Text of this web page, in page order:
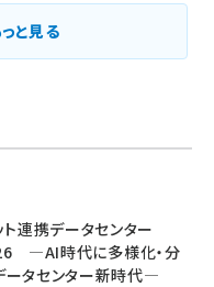
と見る
ト連携データセンター
―AI時代に多様化・分
ータセンター新時代―